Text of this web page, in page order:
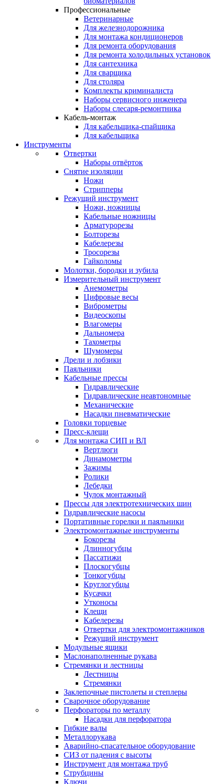
Профессиональные
Ветеринарные
Для железнодорожника
Для монтажа кондиционеров
Для ремонта оборудования
Для ремонта холодильных установок
Для сантехника
Для сварщика
Для столяра
Комплекты криминалиста
Наборы сервисного инженера
Наборы слесаря-ремонтника
Кабель-монтаж
Для кабельщика-спайщика
Для кабельщика
Инструменты
Отвертки
Наборы отвёрток
Снятие изоляции
Ножи
Стрипперы
Режущий инструмент
Ножи, ножницы
Кабельные ножницы
Арматурорезы
Болторезы
Кабелерезы
Тросорезы
Гайколомы
Молотки, бородки и зубила
Измерительный инструмент
Анемометры
Цифровые весы
Виброметры
Видеоскопы
Влагомеры
Дальномера
Тахометры
Шумомеры
Дрели и лобзики
Паяльники
Кабельные прессы
Гидравлические
Гидравлические неавтономные
Механические
Насадки пневматические
Головки торцевые
Пресс-клещи
Для монтажа СИП и ВЛ
Вертлюги
Динамометры
Зажимы
Ролики
Лебедки
Чулок монтажный
Прессы для электротехнических шин
Гидравлические насосы
Портативные горелки и паяльники
Электромонтажные инструменты
Бокорезы
Длинногубцы
Пассатижи
Плоскогубцы
Тонкогубцы
Круглогубцы
Кусачки
Утконосы
Клещи
Кабелерезы
Отвертки для электромонтажников
Режущий инструмент
Модульные ящики
Маслонаполненные рукава
Стремянки и лестницы
Лестницы
Стремянки
Заклепочные пистолеты и степлеры
Сварочное оборудование
Перфораторы по металлу
Насадки для перфоратора
Гибкие валы
Металлорукава
Аварийно-спасательное оборудование
СИЗ от падения с высоты
Инструмент для монтажа труб
Струбцины
Ключи